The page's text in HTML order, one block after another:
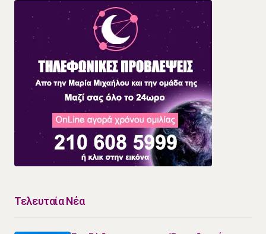
Τελευταία Νέα